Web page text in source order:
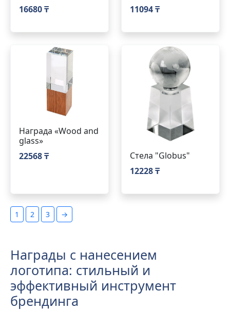
16680 ₸
11094 ₸
Награда «Wood and
glass»
22568 ₸
Стела "Globus"
12228 ₸
1 2 3 →
Награды с нанесением
логотипа: стильный и
эффективный инструмент
брендинга